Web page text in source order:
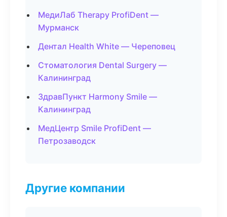
МедиЛаб Therapy ProfiDent —
Мурманск
Дентал Health White — Череповец
Стоматология Dental Surgery —
Калининград
ЗдравПункт Harmony Smile —
Калининград
МедЦентр Smile ProfiDent —
Петрозаводск
Другие компании